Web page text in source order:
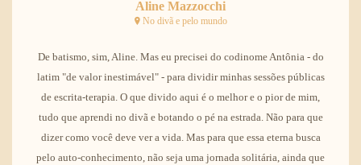
Aline Mazzocchi
No divã e pelo mundo
De batismo, sim, Aline. Mas eu precisei do codinome Antônia - do
latim "de valor inestimável" - para dividir minhas sessões públicas
de escrita-terapia. O que divido aqui é o melhor e o pior de mim,
tudo que aprendi no divã e botando o pé na estrada. Não para que
dizer como você deve ver a vida. Mas para que essa eterna busca
pelo auto-conhecimento, não seja uma jornada solitária, ainda que